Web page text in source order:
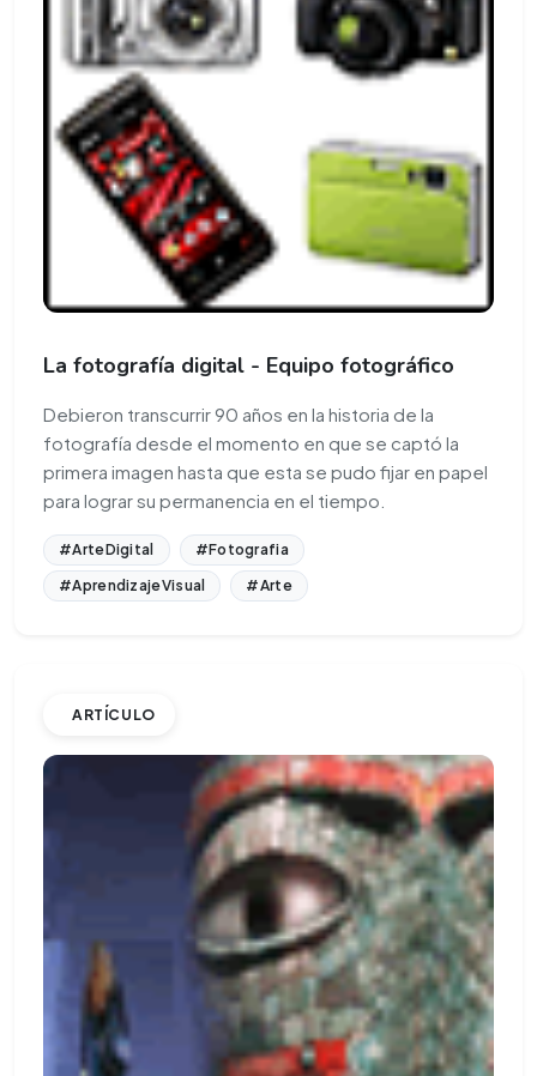
La fotografía digital - Equipo fotográfico
Debieron transcurrir 90 años en la historia de la
fotografía desde el momento en que se captó la
primera imagen hasta que esta se pudo fijar en papel
para lograr su permanencia en el tiempo.
#ArteDigital
#Fotografia
#AprendizajeVisual
#Arte
ARTÍCULO